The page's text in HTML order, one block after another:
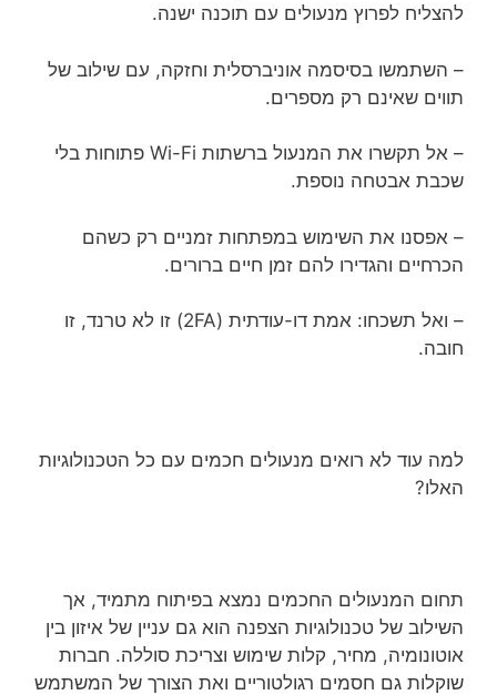
להצליח לפרוץ מנעולים עם תוכנה ישנה.
– השתמשו בסיסמה אוניברסלית וחזקה, עם שילוב של
תווים שאינם רק מספרים.
– אל תקשרו את המנעול ברשתות Wi-Fi פתוחות בלי
שכבת אבטחה נוספת.
– אפסנו את השימוש במפתחות זמניים רק כשהם
הכרחיים והגדירו להם זמן חיים ברורים.
– ואל תשכחו: אמת דו-עודתית (2FA) זו לא טרנד, זו
חובה.
למה עוד לא רואים מנעולים חכמים עם כל הטכנולוגיות
האלו?
תחום המנעולים החכמים נמצא בפיתוח מתמיד, אך
השילוב של טכנולוגיות הצפנה הוא גם עניין של איזון בין
אוטונומיה, מחיר, קלות שימוש וצריכת סוללה. חברות
שוקלות גם חסמים רגולטוריים ואת הצורך של המשתמש